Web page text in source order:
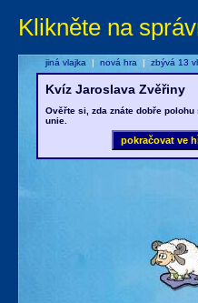
Klikněte na
Kvíz Jaroslava Zvěřiny
Ověřte si, zda znáte dobře
unie.
jiná vlajka | nová hra | zbývá 13